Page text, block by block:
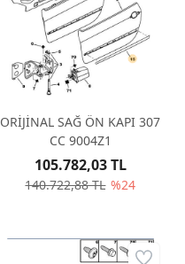
ORİJİNAL SAĞ ÖN KAPI 307
CC 9004Z1
140.722,88 TL %24
105.782,03 TL